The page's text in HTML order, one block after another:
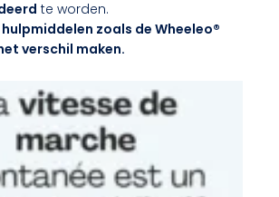
te worden.
zoals de Wheeleo®
verschil maken.